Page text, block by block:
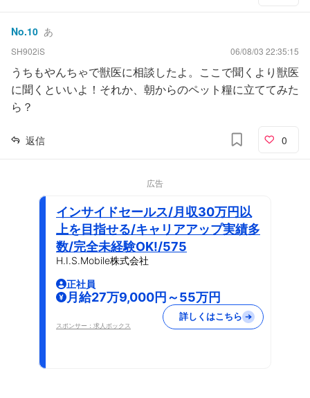
No.10 あ
SH902iS 06/08/03 22:35:15
うちもやんちゃで獣医に相談したよ。ここで聞くより獣医
に聞くといいよ！それか、朝からのペット糧に立ててみた
ら？
返信 0
広告
インサイドセールス/月収30万円以
上を目指せる/キャリアアップ実績多
数/完全未経験OK!/575
H.I.S.Mobile株式会社
正社員
月給27万9,000円～55万円
スポンサー：求人ボックス
詳しくはこちら